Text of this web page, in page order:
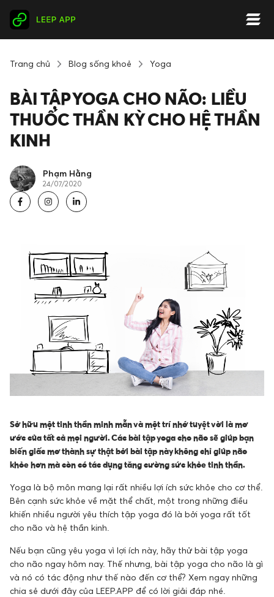
Trang chủ Blog sống khoẻ Yoga
BÀI TẬP YOGA CHO NÃO: LIỀU
THUỐC THẦN KỲ CHO HỆ THẦN
KINH
Phạm Hằng
24/07/2020
Sở hữu một tinh thần minh mẫn và một trí nhớ tuyệt vời là mơ
ước của tất cả mọi người. Các bài tập yoga cho não sẽ giúp bạn
biến giấc mơ thành sự thật bởi bài tập này không chỉ giúp não
khỏe hơn mà còn có tác dụng tăng cường sức khỏe tinh thần.
Yoga là bộ môn mang lại rất nhiều lợi ích sức khỏe cho cơ thể.
Bên cạnh sức khỏe về mặt thể chất, một trong những điều
khiến nhiều người yêu thích tập yoga đó là bởi yoga rất tốt
cho não và hệ thần kinh.
Nếu bạn cũng yêu yoga vì lợi ích này, hãy thử bài tập yoga
cho não ngay hôm nay. Thế nhưng, bài tập yoga cho não là gì
và nó có tác động như thế nào đến cơ thể? Xem ngay những
chia sẻ dưới đây của LEEP.APP để có lời giải đáp nhé.